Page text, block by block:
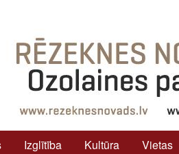
Izglītība Kultūra
Vietas